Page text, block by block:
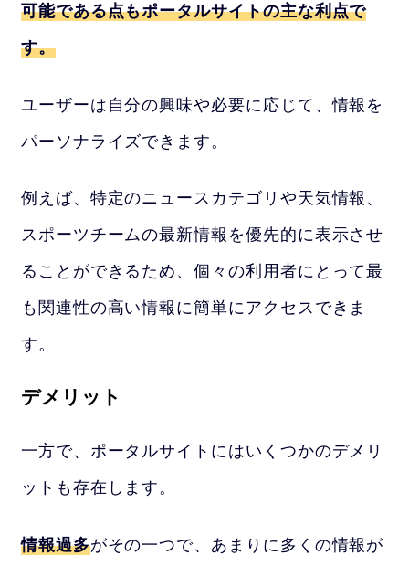
可能である点もポータルサイトの主な利点で
す。
ユーザーは自分の興味や必要に応じて、情報を
パーソナライズできます。
例えば、特定のニュースカテゴリや天気情報、
スポーツチームの最新情報を優先的に表示させ
ることができるため、個々の利用者にとって最
も関連性の高い情報に簡単にアクセスできま
す。
デメリット
一方で、ポータルサイトにはいくつかのデメリ
ットも存在します。
情報過多がその一つで、あまりに多くの情報が